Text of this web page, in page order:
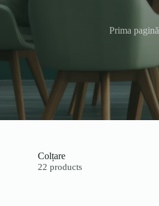
Prima pagină
Colțare
22 products